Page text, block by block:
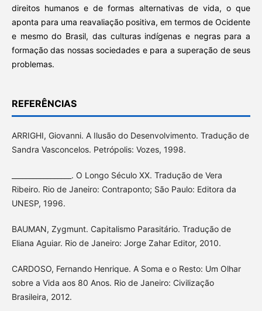
direitos humanos e de formas alternativas de vida, o que
aponta para uma reavaliação positiva, em termos de Ocidente
e mesmo do Brasil, das culturas indígenas e negras para a
formação das nossas sociedades e para a superação de seus
problemas.
REFERÊNCIAS
ARRIGHI, Giovanni. A Ilusão do Desenvolvimento. Tradução de
Sandra Vasconcelos. Petrópolis: Vozes, 1998.
_________________. O Longo Século XX. Tradução de Vera
Ribeiro. Rio de Janeiro: Contraponto; São Paulo: Editora da
UNESP, 1996.
BAUMAN, Zygmunt. Capitalismo Parasitário. Tradução de
Eliana Aguiar. Rio de Janeiro: Jorge Zahar Editor, 2010.
CARDOSO, Fernando Henrique. A Soma e o Resto: Um Olhar
sobre a Vida aos 80 Anos. Rio de Janeiro: Civilização
Brasileira, 2012.